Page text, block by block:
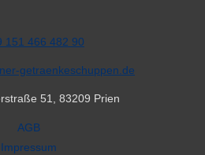
151 466 482 90
getraenkeschuppen.de
51, 83209 Prien
AGB
Impressum